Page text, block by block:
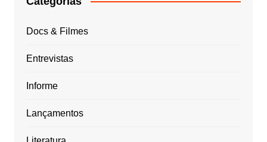
Docs & Filmes
Entrevistas
Informe
Lançamentos